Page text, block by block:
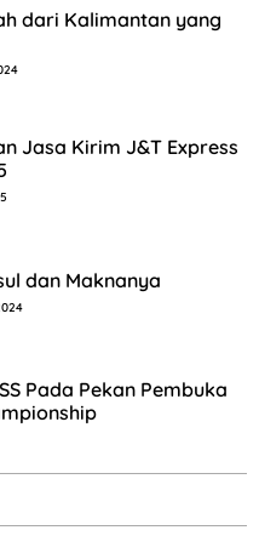
dari Kalimantan yang
Jasa Kirim J&T Express
dan Maknanya
Pada Pekan Pembuka